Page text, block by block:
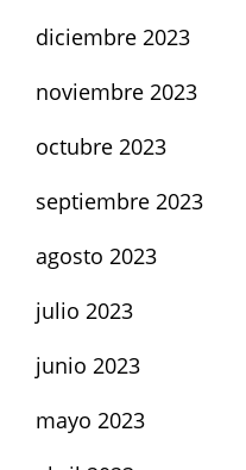
diciembre 2023
noviembre 2023
octubre 2023
septiembre 2023
agosto 2023
julio 2023
junio 2023
mayo 2023